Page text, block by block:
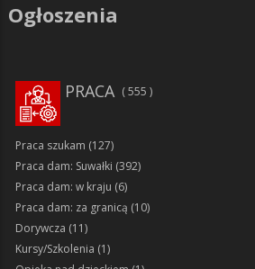
Ogłoszenia
PRACA 555
Praca szukam (127)
Praca dam: Suwałki (392)
Praca dam: w kraju (6)
Praca dam: za granicą (10)
Dorywcza (11)
Kursy/Szkolenia (1)